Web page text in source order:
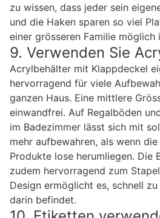
zu wissen, dass jeder sein
und die Haken sparen so viel
einer grösseren Familie möglich
9. Verwenden Sie
Acrylbehälter mit Klappdeckel
hervorragend für viele
ganzen Haus. Eine mittlere
einwandfrei. Auf Regalböden
im Badezimmer lässt sich mit
mehr aufbewahren, als wenn
Produkte lose herumliegen. Die
zudem hervorragend zum
Design ermöglicht es, schnell
darin befindet.